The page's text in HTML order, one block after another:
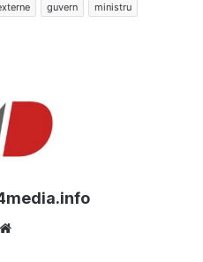
guvern
ministru